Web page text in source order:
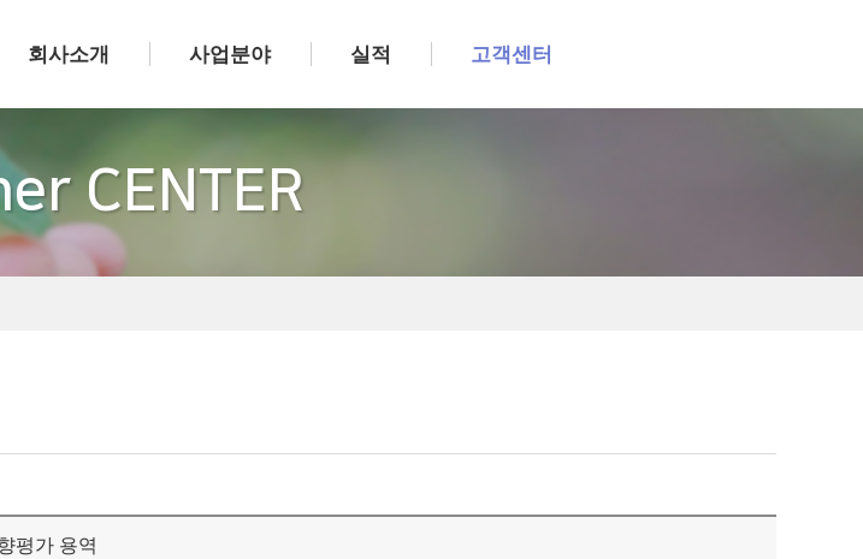
회사소개 사업분야 실적 고객센터
CENTER
평가 용역